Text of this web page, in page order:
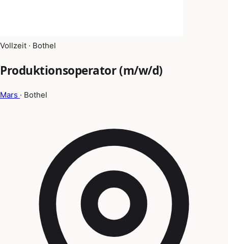
Vollzeit · Bothel
Produktionsoperator (m/w/d)
Mars · Bothel